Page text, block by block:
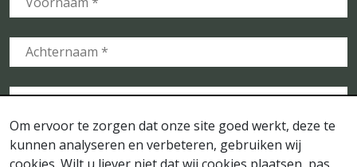
Om ervoor te zorgen dat onze site goed werkt, deze te
kunnen analyseren en verbeteren, gebruiken wij